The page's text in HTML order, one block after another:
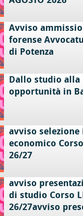
Avviso
forense
di Potenza
Dallo studio alla
opportunità in
avviso
economico
26/27
avviso
di studio Corso
26/27avviso